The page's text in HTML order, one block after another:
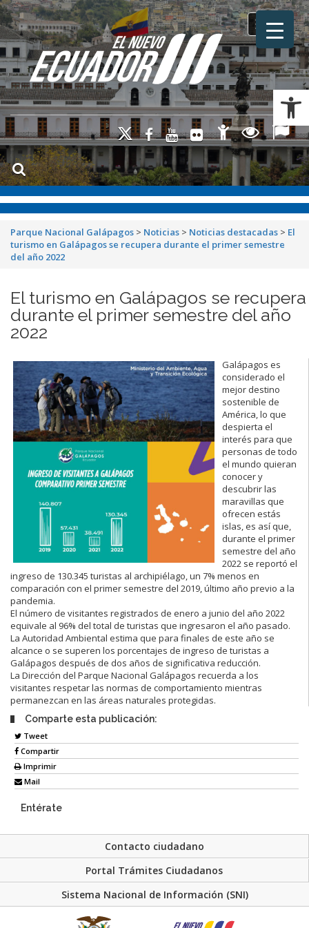
Toggle
Parque Nacional Galápagos > Noticias > Noticias destacadas > El
turismo en Galápagos se recupera durante el primer semestre
del año 2022
El turismo en Galápagos se recupera
durante el primer semestre del año
2022
Galápagos es
considerado el
mejor destino
sostenible de
América, lo que
despierta el
interés para que
personas de todo
el mundo quieran
conocer y
descubrir las
maravillas que
ofrecen estás
islas, es así que,
durante el primer
semestre del año
2022 se reportó el
ingreso de 130.345 turistas al archipiélago, un 7% menos en
comparación con el primer semestre del 2019, último año previo a la
pandemia.
El número de visitantes registrados de enero a junio del año 2022
equivale al 96% del total de turistas que ingresaron el año pasado.
La Autoridad Ambiental estima que para finales de este año se
alcance o se superen los porcentajes de ingreso de turistas a
Galápagos después de dos años de significativa reducción.
La Dirección del Parque Nacional Galápagos recuerda a los
visitantes respetar las normas de comportamiento mientras
permanezcan en las áreas naturales protegidas.
Comparte esta publicación:
Tweet
Compartir
Imprimir
Mail
Entérate
Contacto ciudadano
Portal Trámites Ciudadanos
Sistema Nacional de Información (SNI)